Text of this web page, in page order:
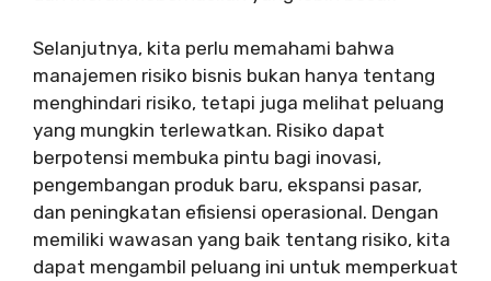
Selanjutnya, kita perlu memahami bahwa
manajemen risiko bisnis bukan hanya tentang
menghindari risiko, tetapi juga melihat peluang
yang mungkin terlewatkan. Risiko dapat
berpotensi membuka pintu bagi inovasi,
pengembangan produk baru, ekspansi pasar,
dan peningkatan efisiensi operasional. Dengan
memiliki wawasan yang baik tentang risiko, kita
dapat mengambil peluang ini untuk memperkuat